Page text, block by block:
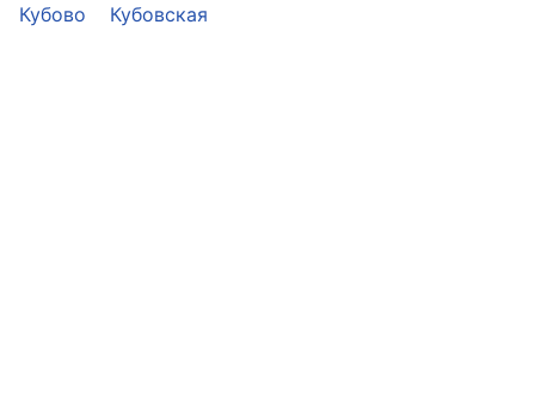
Кубово Кубовская